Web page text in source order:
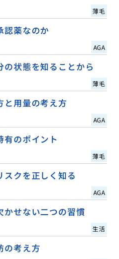
薄毛
認薬なのか
AGA
状態を知ることから
薄毛
と用量の考え方
AGA
有のポイント
薄毛
スクを正しく知る
AGA
かせない二つの習慣
生活
の考え方